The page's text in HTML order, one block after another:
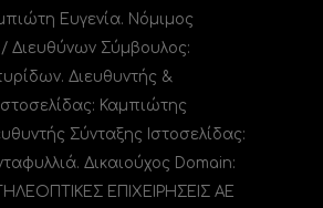
Ευγενία. Νόμιμος
Σύμβουλος:
Διευθυντής &
Καμπιώτης
Σύνταξης Ιστοσελίδας:
Δικαιούχος Domain:
ΕΠΙΧΕΙΡΗΣΕΙΣ ΑΕ